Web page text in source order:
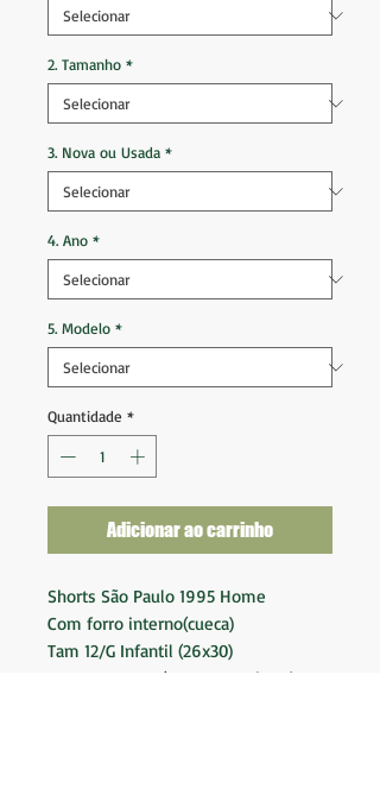
2. Tamanho *
3. Nova ou Usada *
4. Ano *
5. Modelo *
Quantidade *
Adicionar ao carrinho
Shorts São Paulo 1995 Home
Com forro interno(cueca)
Tam 12/G Infantil (26x30)
Novo sem uso (Estoque antigo de